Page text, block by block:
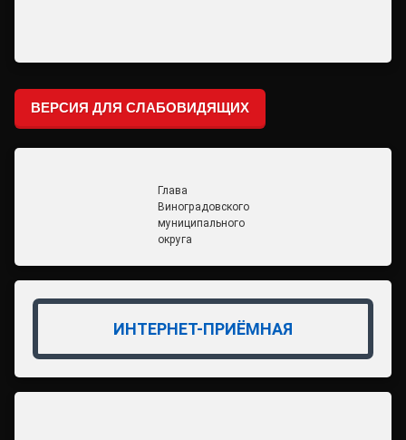
ВЕРСИЯ ДЛЯ СЛАБОВИДЯЩИХ
Глава
Виноградовского
муниципального
округа
ИНТЕРНЕТ-ПРИЁМНАЯ